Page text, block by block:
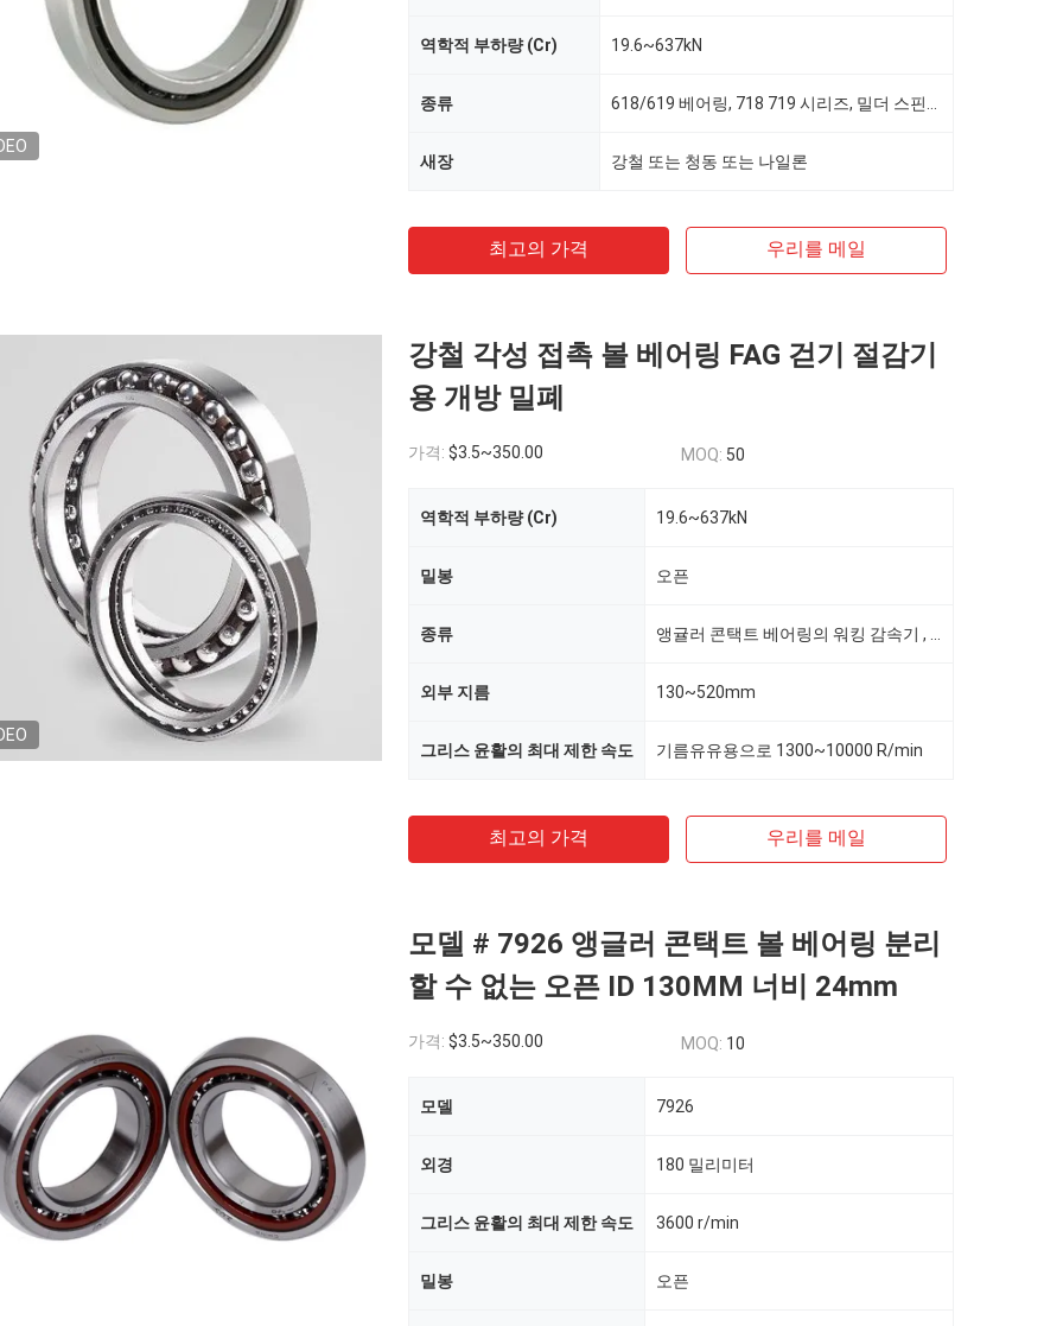
역학적 부하량 (Cr) 19.6~637kN
종류
새장 강철 또는 청동 또는 나일론
최고의 가격 우리를 메일
강철 각성 접촉 볼 베어링 FAG 걷기 절감기
용 개방 밀폐
가격: $3.5~350.00 MOQ: 50
역학적 부하량 (Cr) 19.6~637kN
밀봉 오픈
종류
외부 지름 130~520mm
그리스 윤활의 최대 제한 속도 기름유유용으로 1300~10000 R/min
최고의 가격 우리를 메일
모델 # 7926 앵글러 콘택트 볼 베어링 분리
할 수 없는 오픈 ID 130MM 너비 24mm
가격: $3.5~350.00 MOQ: 10
모델 7926
외경 180 밀리미터
그리스 윤활의 최대 제한 속도 3600 r/min
밀봉 오픈